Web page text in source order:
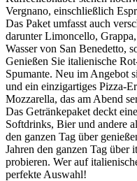
Vergnano, einschließlich
Das Paket umfasst auch
darunter Limoncello,
Wasser von San Benedetto,
Genießen Sie italienische
Spumante. Neu im Angebot
und ein einzigartiges Pizza-
Mozzarella, das am Abend
Das Getränkepaket deckt
Softdrinks, Bier und andere
den ganzen Tag über
Jahren den ganzen Tag über
probieren. Wer auf
perfekte Auswahl!